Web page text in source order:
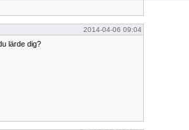
2014-04-06 09:04
lärde dig?